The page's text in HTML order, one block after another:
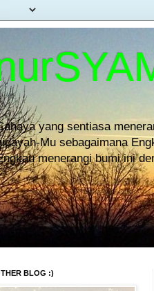
yang sentiasa
Mu sebagaimana
menerangi bumi ini
BLOG :)